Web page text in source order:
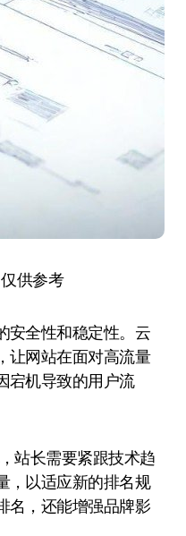
供参考
安全性和稳定性。云
让网站在面对高流量
宕机导致的用户流
站长需要紧跟技术趋
，以适应新的排名规
名，还能增强品牌影